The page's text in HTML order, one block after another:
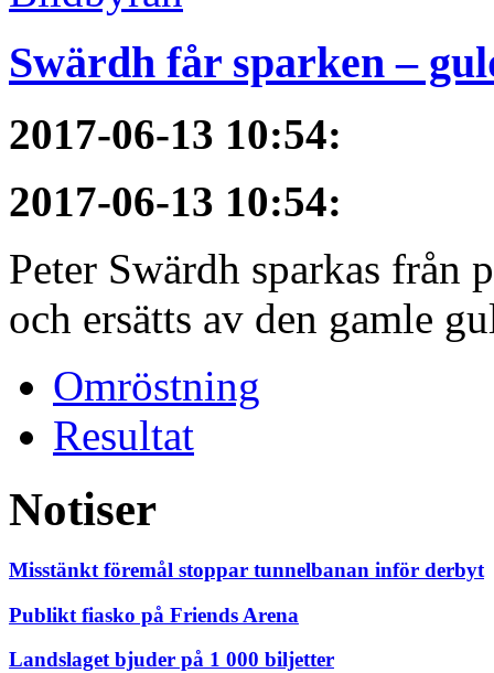
Swärdh får sparken –
2017-06-13 10:54:
2017-06-13 10:54:
Peter Swärdh sparkas från
och ersätts av den gamle
Omröstning
Resultat
Notiser
Misstänkt föremål stoppar tunnelbanan inför derbyt
Publikt fiasko på Friends Arena
Landslaget bjuder på 1 000 biljetter